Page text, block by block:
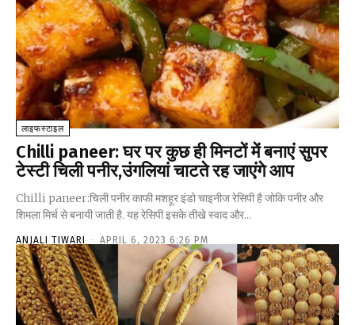
लाइफस्टाइल
Chilli paneer: घर पर कुछ ही मिनटों में बनाएं सुपर
टेस्टी चिली पनीर,उंगलियां चाटते रह जाएंगे आप
Chilli paneer:चिली पनीर काफी मशहूर इंडो चाइनीज रेसिपी है जोकि पनीर और
शिमला मिर्च से बनायी जाती है. यह रेसिपी इसके तीखे स्वाद और...
ANJALI TIWARI - APRIL 6, 2023 6:26 PM